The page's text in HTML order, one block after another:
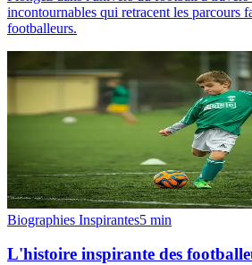
incontournables qui retracent les parcours
footballeurs.
Biographies Inspirantes5 min
L'histoire inspirante des